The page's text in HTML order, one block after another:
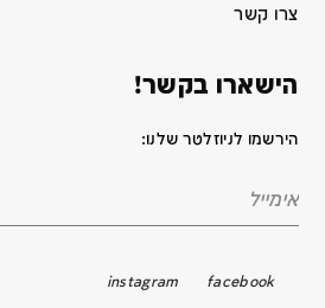
צרו קשר
הישארו בקשר!
הירשמו לניוזלטר שלנו:
facebook
instagram